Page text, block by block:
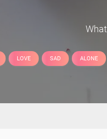
LOVE SAD ALONE